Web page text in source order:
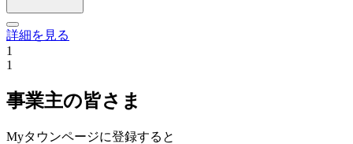
詳細を見る
1
1
事業主の皆さま
Myタウンページに登録すると